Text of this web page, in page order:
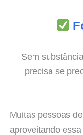
Sem
precisa se
Muitas pessoas
aproveitando